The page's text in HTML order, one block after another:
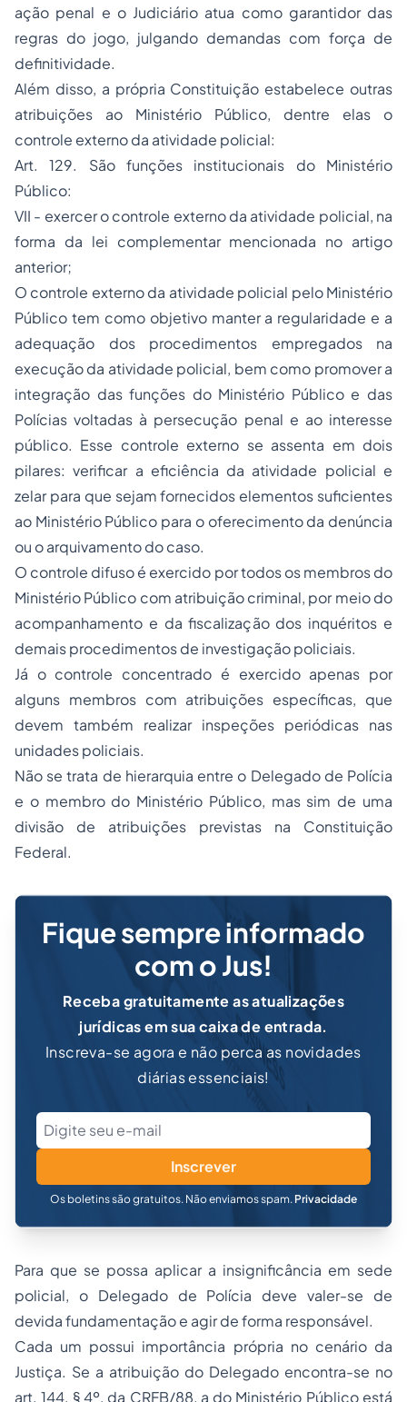
ação penal e o Judiciário atua como garantidor das
regras do jogo, julgando demandas com força de
definitividade.
Além disso, a própria Constituição estabelece outras
atribuições ao Ministério Público, dentre elas o
controle externo da atividade policial:
Art. 129. São funções institucionais do Ministério
Público:
VII - exercer o controle externo da atividade policial, na
forma da lei complementar mencionada no artigo
anterior;
O controle externo da atividade policial pelo Ministério
Público tem como objetivo manter a regularidade e a
adequação dos procedimentos empregados na
execução da atividade policial, bem como promover a
integração das funções do Ministério Público e das
Polícias voltadas à persecução penal e ao interesse
público. Esse controle externo se assenta em dois
pilares: verificar a eficiência da atividade policial e
zelar para que sejam fornecidos elementos suficientes
ao Ministério Público para o oferecimento da denúncia
ou o arquivamento do caso.
O controle difuso é exercido por todos os membros do
Ministério Público com atribuição criminal, por meio do
acompanhamento e da fiscalização dos inquéritos e
demais procedimentos de investigação policiais.
Já o controle concentrado é exercido apenas por
alguns membros com atribuições específicas, que
devem também realizar inspeções periódicas nas
unidades policiais.
Não se trata de hierarquia entre o Delegado de Polícia
e o membro do Ministério Público, mas sim de uma
divisão de atribuições previstas na Constituição
Federal.
Fique sempre informado
com o Jus!
Receba gratuitamente as atualizações
jurídicas em sua caixa de entrada.
Inscreva-se agora e não perca as novidades
diárias essenciais!
Inscrever
Os boletins são gratuitos. Não enviamos spam. Privacidade
Para que se possa aplicar a insignificância em sede
policial, o Delegado de Polícia deve valer-se de
devida fundamentação e agir de forma responsável.
Cada um possui importância própria no cenário da
Justiça. Se a atribuição do Delegado encontra-se no
art. 144, § 4º, da CRFB/88, a do Ministério Público está